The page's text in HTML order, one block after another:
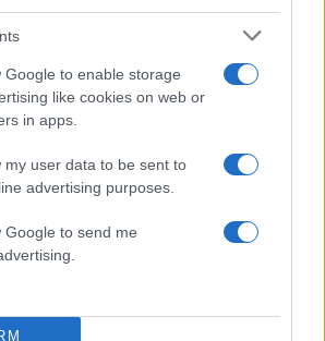
Google to enable storage
like cookies on web or
in apps.
my user data to be sent to
advertising purposes.
Google to send me